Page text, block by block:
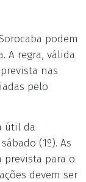
podem
A regra, válida
nas
pelo
útil da
(1º). As
prevista para o
devem ser